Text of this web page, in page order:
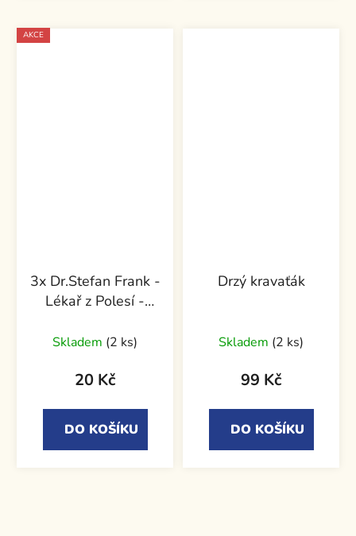
AKCE
3x Dr.Stefan Frank -
Lékař z Polesí -
Skladem (2 ks)
20 Kč
DO KOŠÍKU
Drzý kravaťák
Skladem (2 ks)
99 Kč
DO KOŠÍKU